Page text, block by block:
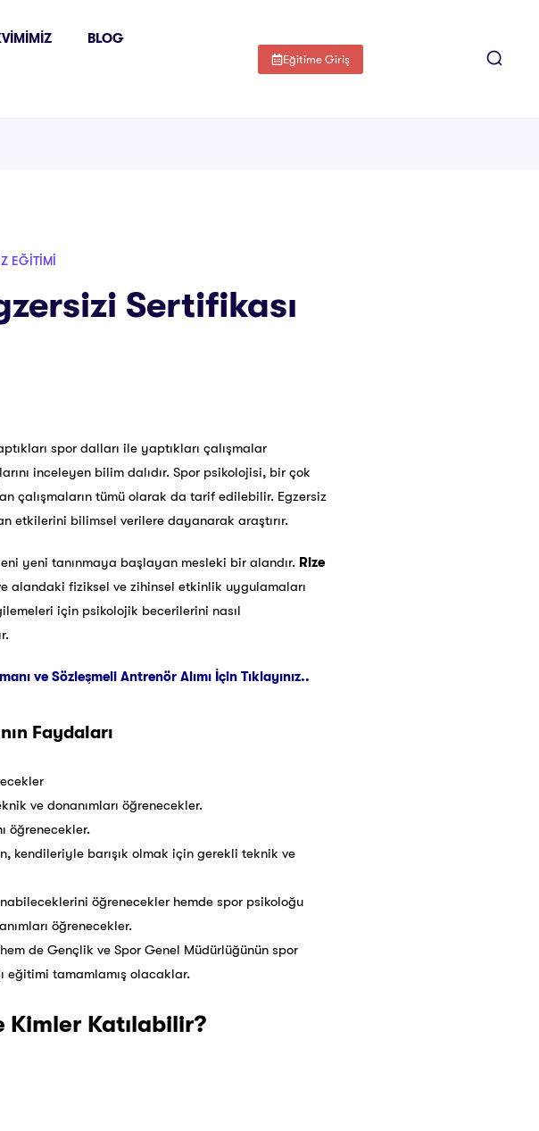
BLOG
Eğitime Giriş
EĞITIMI
Sertifikası
spor dalları ile yaptıkları çalışmalar
inceleyen bilim dalıdır. Spor psikolojisi, bir çok
çalışmaların tümü olarak da tarif edilebilir. Egzersiz
etkilerini bilimsel verilere dayanarak araştırır.
yeni tanınmaya başlayan mesleki bir alandır. Rize
alandaki fiziksel ve zihinsel etkinlik uygulamaları
için psikolojik becerilerini nasıl
ve Sözleşmeli Antrenör Alımı İçin Tıklayınız..
Faydaları
ve donanımları öğrenecekler.
öğrenecekler.
kendileriyle barışık olmak için gerekli teknik ve
öğrenecekler hemde spor psikoloğu
öğrenecekler.
de Gençlik ve Spor Genel Müdürlüğünün spor
eğitimi tamamlamış olacaklar.
Kimler Katılabilir?